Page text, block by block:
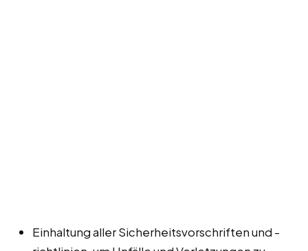
Einhaltung aller Sicherheitsvorschriften und -